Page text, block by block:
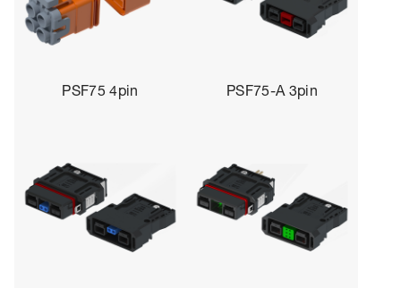
PSF75 4pin PSF75-A 3pin